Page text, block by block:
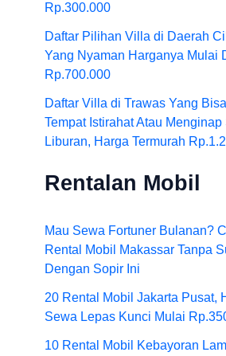
Rp.300.000
Daftar Pilihan Villa di Daerah
Yang Nyaman Harganya Mulai
Rp.700.000
Daftar Villa di Trawas Yang
Tempat Istirahat Atau Menginap
Liburan, Harga Termurah
Rentalan Mobil
Mau Sewa Fortuner Bulanan?
Rental Mobil Makassar Tanpa
Dengan Sopir Ini
20 Rental Mobil Jakarta Pusat,
Sewa Lepas Kunci Mulai
10 Rental Mobil Kebayoran